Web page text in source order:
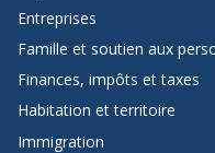
Entreprises
Famille et soutien aux
Finances, impôts et taxes
Habitation et territoire
Immigration